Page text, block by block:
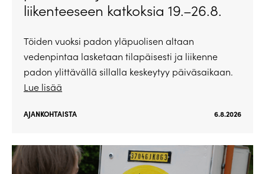
liikenteeseen katkoksia 19.–26.8.
Töiden vuoksi padon yläpuolisen altaan
vedenpintaa lasketaan tilapäisesti ja liikenne
padon ylittävällä sillalla keskeytyy päiväsaikaan.
Lue lisää
AJANKOHTAISTA 6.8.2026